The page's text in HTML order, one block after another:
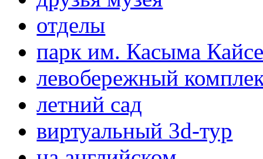
отделы
парк им. Касыма
левобережный
летний сад
виртуальный 3d-тур